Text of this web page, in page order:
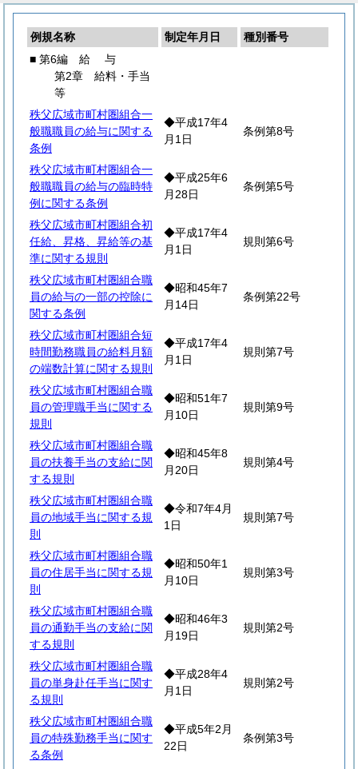
例規名称 制定年月日
種別番号
■ 第6編 給 与
第2章 給料・手当
等
秩父広域市町村圏組合一
般職職員の給与に関する
条例
◆平成17年4
月1日
条例第8号
秩父広域市町村圏組合一
般職職員の給与の臨時特
例に関する条例
◆平成25年6
月28日
条例第5号
秩父広域市町村圏組合初
任給、昇格、昇給等の基
準に関する規則
◆平成17年4
月1日
規則第6号
秩父広域市町村圏組合職
員の給与の一部の控除に
関する条例
◆昭和45年7
月14日
条例第22号
秩父広域市町村圏組合短
時間勤務職員の給料月額
の端数計算に関する規則
◆平成17年4
月1日
規則第7号
秩父広域市町村圏組合職
員の管理職手当に関する
規則
◆昭和51年7
月10日
規則第9号
秩父広域市町村圏組合職
員の扶養手当の支給に関
する規則
◆昭和45年8
月20日
規則第4号
秩父広域市町村圏組合職
員の地域手当に関する規
則
◆令和7年4月
1日
規則第7号
秩父広域市町村圏組合職
員の住居手当に関する規
則
◆昭和50年1
月10日
規則第3号
秩父広域市町村圏組合職
員の通勤手当の支給に関
する規則
◆昭和46年3
月19日
規則第2号
秩父広域市町村圏組合職
員の単身赴任手当に関す
る規則
◆平成28年4
月1日
規則第2号
秩父広域市町村圏組合職
員の特殊勤務手当に関す
る条例
◆平成5年2月
22日
条例第3号